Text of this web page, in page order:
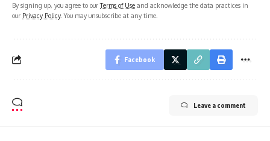
By signing up, you agree to ourTerms of Use and acknowledge the data practices in
our Privacy Policy. You may unsubscribe at any time.
Facebook
Leave a comment